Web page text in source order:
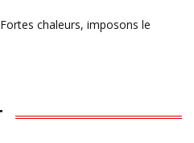
chaleurs, imposons le